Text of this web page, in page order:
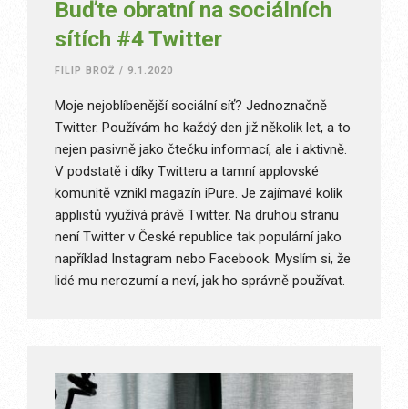
Buďte obratní na sociálních
sítích #4 Twitter
FILIP BROŽ / 9.1.2020
Moje nejoblíbenější sociální síť? Jednoznačně
Twitter. Používám ho každý den již několik let, a to
nejen pasivně jako čtečku informací, ale i aktivně.
V podstatě i díky Twitteru a tamní applovské
komunitě vznikl magazín iPure. Je zajímavé kolik
applistů využívá právě Twitter. Na druhou stranu
není Twitter v České republice tak populární jako
například Instagram nebo Facebook. Myslím si, že
lidé mu nerozumí a neví, jak ho správně používat.